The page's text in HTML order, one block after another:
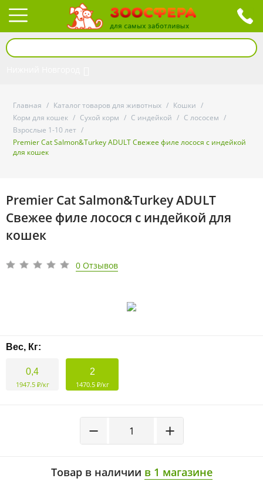
Главная / Каталог товаров для животных / Кошки /
Корм для кошек / Сухой корм / С индейкой / С лососем /
Взрослые 1-10 лет /
Premier Cat Salmon&Turkey ADULT Свежее филе лосося с индейкой
для кошек
Premier Cat Salmon&Turkey ADULT
Свежее филе лосося с индейкой для
кошек
0 Отзывов
Вес, Кг:
0,4
1947.5 ₽/кг
2
1470.5 ₽/кг
+
−
Товар в наличии в 1 магазине